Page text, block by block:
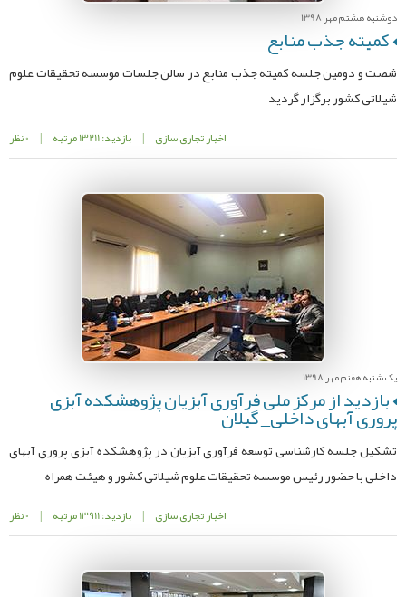
دوشنبه هشتم مهر 1398
کمیته جذب منابع
شصت و دومین جلسه کمیته جذب منابع در سالن جلسات موسسه تحقیقات علوم
شیلاتی کشور برگزار گردید
اخبار تجاری سازی | بازدید: 13211 مرتبه | 0 نظر
یک شنبه هفنم مهر 1398
بازدید از مرکز ملی فرآوری آبزیان پژوهشکده آبزی
پروری آبهای داخلی_ گیلان
تشکیل جلسه کارشناسی توسعه فرآوری آبزیان در پژوهشکده آبزی پروری آبهای
داخلی با حضور رئیس موسسه تحقیقات علوم شیلاتی کشور و هیئت همراه
اخبار تجاری سازی | بازدید: 13911 مرتبه | 0 نظر